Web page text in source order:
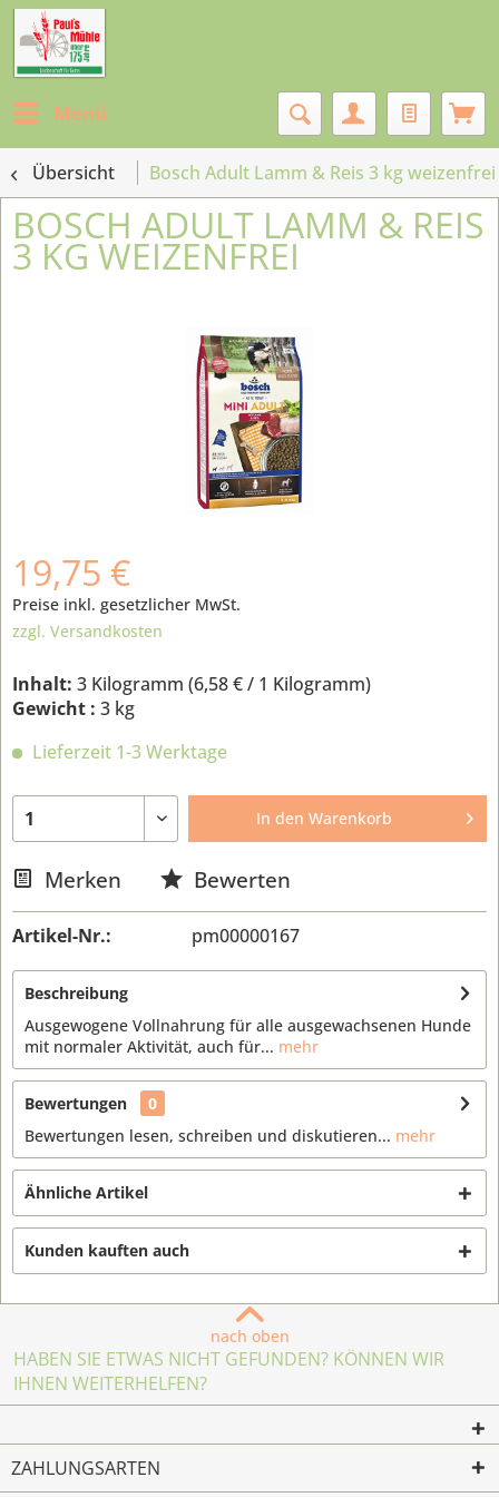
Menü
Übersicht Bosch Adult Lamm & Reis 3 kg weizenfrei
BOSCH ADULT LAMM & REIS
3 KG WEIZENFREI
19,75 €
Preise inkl. gesetzlicher MwSt.
zzgl. Versandkosten
Inhalt: 3 Kilogramm (6,58 €/ 1 Kilogramm)
Gewicht : 3 kg
Lieferzeit 1-3 Werktage
In den Warenkorb
Merken Bewerten
Artikel-Nr.: pm00000167
Beschreibung
Ausgewogene Vollnahrung für alle ausgewachsenen Hunde
mit normaler Aktivität, auch für... mehr
Bewertungen
0
Bewertungen lesen, schreiben und diskutieren... mehr
Ähnliche Artikel
Kunden kauften auch
nach oben
HABEN SIE ETWAS NICHT GEFUNDEN? KÖNNEN WIR
IHNEN WEITERHELFEN?
ZAHLUNGSARTEN